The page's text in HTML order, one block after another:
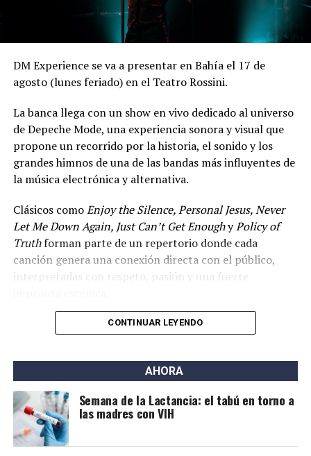
Espectáculo para toda la familia, con canciones en vivo.
Entradas: $13.000 anticipadas y $15.000 en puerta. Más
info en:cclapanaderia.com.
*Enajenada
Sábado 8 – 20 hs – Centro Cultural La Panadería
(Lamadrid 544)
De y por Keila Braidot. Dirección: Tian Amprino.
Sinopsis: “En el entramado de mi propia neurosis, verme
fue imposible, resultó más fácil hacer esta obra. No es
una obra de teatro. No es una obra de danza. Es un
exsorcismo de mis derrotas”. Entradas: $18.000
anticipadas y $20.000 en puerta. Más info en:
cclapanaderia.com.
Sábado 8 – 21 hs – La Cocina (Fitz Roy 40)
palabra, la música, el silencio y la poesía se entrelazan.
Entradas: $15.000 anticipadas y $20.000 en puerta.
*Pablo Angeli presenta “Carmen y Osvaldo y toda la
familia”
Sábado 8 – 21 hs – Don Bosco Teatro (Rondeau 119)
DM Experience se va a presentar en Bahía el 17 de
agosto (lunes feriado) en el Teatro Rossini.
La banca llega con un show en vivo dedicado al universo
de Depeche Mode, una experiencia sonora y visual que
propone un recorrido por la historia, el sonido y los
grandes himnos de una de las bandas más influyentes de
la música electrónica y alternativa.
Clásicos comoEnjoy the Silence, Personal Jesus, Never
Let Me Down Again, Just Can’t Get EnoughyPolicy of
Truthforman parte de un repertorio donde cada
canción genera una conexión directa con el público,
interpretadas con respeto, pasión y una fuerte
Las entradas están $35.000 y se pueden comprar por
CONTINUAR LEYENDO
AHORA
Semana de la Lactancia: el tabú en torno a
las madres con VIH